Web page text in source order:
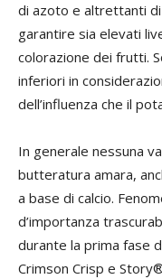
di azoto e altrettanti
garantire sia elevati
colorazione dei frutti.
inferiori in
dell’influenza che il
In generale nessuna
butteratura amara,
a base di calcio.
d’importanza
durante la prima fase
Crimson Crisp e